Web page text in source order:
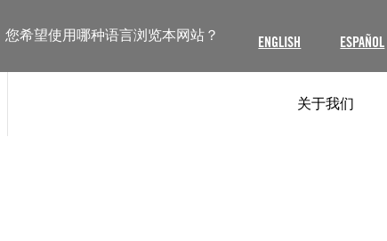
您希望使用哪种语言浏览本网站？ ENGLISH ESPAÑOL
关于我们